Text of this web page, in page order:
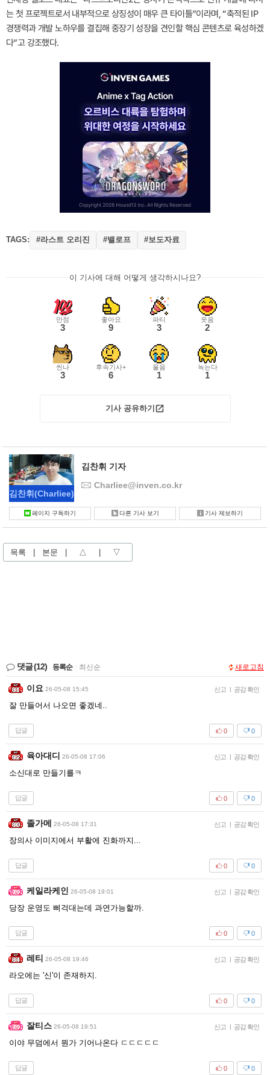
는 첫 프로젝트로서 내부적으로 상징성이 매우 큰 타이틀”이라며, “축적된 IP
경쟁력과 개발 노하우를 결집해 중장기 성장을 견인할 핵심 콘텐츠로 육성하겠
다”고 강조했다.
TAGS: #라스트 오리진 #밸로프 #보도자료
이 기사에 대해 어떻게 생각하시나요?
만점
3
좋아요
9
파티
3
웃음
2
씬나
3
후속기사+
6
울음
1
녹는다
1
기사 공유하기
김찬휘(Charliee)
김찬휘 기자
Charliee@inven.co.kr
페이지 구독하기 다른 기사 보기 기사 제보하기
목록 본문 △ ▽
댓글(12) 등록순 최신순 새로고침
이요 26-05-08 15:45 신고 공감 확인
잘 만들어서 나오면 좋겠네..
답글 0
0
육아대디 26-05-08 17:06 신고 공감 확인
소신대로 만들기를ㅋ
답글 0
0
졸가메 26-05-08 17:31 신고 공감 확인
장의사 이미지에서 부활에 진화까지...
답글 0
0
케일라케인 26-05-08 19:01 신고 공감 확인
당장 운영도 삐걱대는데 과연가능할까.
답글 0
0
레티 26-05-08 19:46 신고 공감 확인
라오에는 '신'이 존재하지.
답글 0
0
잘티스 26-05-08 19:51 신고 공감 확인
이야 무덤에서 뭔가 기어나온다 ㄷㄷㄷㄷㄷ
답글 0
0